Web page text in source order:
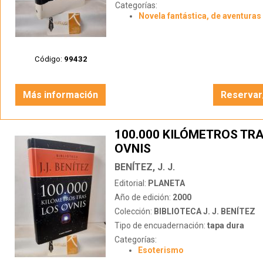
Código: 99432
Categorías:
Novela fantástica, de aventuras
Más información
100.000 KILÓMETROS
OVNIS
BENÍTEZ, J. J.
Editorial: PLANETA
Año de edición: 2000
Colección: BIBLIOTECA J. J. BENÍTEZ
Tipo de encuadernación: tapa dura
Categorías:
Esoterismo